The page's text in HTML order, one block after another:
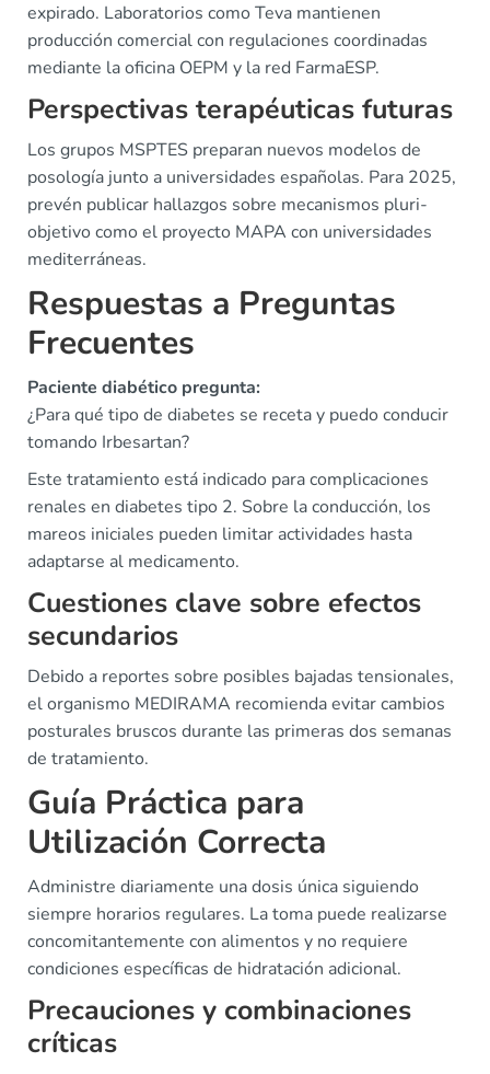
expirado. Laboratorios como Teva mantienen
producción comercial con regulaciones coordinadas
mediante la oficina OEPM y la red FarmaESP.
Perspectivas terapéuticas futuras
Los grupos MSPTES preparan nuevos modelos de
posología junto a universidades españolas. Para 2025,
prevén publicar hallazgos sobre mecanismos pluri-
objetivo como el proyecto MAPA con universidades
mediterráneas.
Respuestas a Preguntas
Frecuentes
Paciente diabético pregunta:
¿Para qué tipo de diabetes se receta y puedo conducir
tomando Irbesartan?
Este tratamiento está indicado para complicaciones
renales en diabetes tipo 2. Sobre la conducción, los
mareos iniciales pueden limitar actividades hasta
adaptarse al medicamento.
Cuestiones clave sobre efectos
secundarios
Debido a reportes sobre posibles bajadas tensionales,
el organismo MEDIRAMA recomienda evitar cambios
posturales bruscos durante las primeras dos semanas
de tratamiento.
Guía Práctica para
Utilización Correcta
Administre diariamente una dosis única siguiendo
siempre horarios regulares. La toma puede realizarse
concomitantemente con alimentos y no requiere
condiciones específicas de hidratación adicional.
Precauciones y combinaciones
críticas